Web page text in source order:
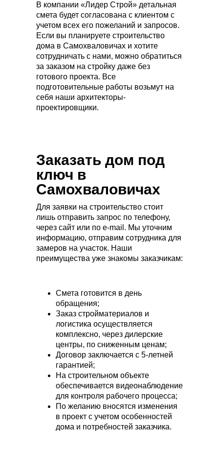
В компании «Лидер Строй» детальная
смета будет согласована с клиентом с
учетом всех его пожеланий и запросов.
Если вы планируете строительство
дома в Самохваловичах и хотите
сотрудничать с нами, можно обратиться
за заказом на стройку даже без
готового проекта. Все
подготовительные работы возьмут на
себя наши архитекторы-
проектировщики.
Заказать дом под
ключ в
Самохваловичах
Для заявки на строительство стоит
лишь отправить запрос по телефону,
через сайт или по e-mail. Мы уточним
информацию, отправим сотрудника для
замеров на участок. Наши
преимущества уже знакомы заказчикам:
Смета готовится в день
обращения;
Заказ стройматериалов и
логистика осуществляется
комплексно, через дилерские
центры, по сниженным ценам;
Договор заключается с 5-летней
гарантией;
На строительном объекте
обеспечивается видеонаблюдение
для контроля рабочего процесса;
По желанию вносятся изменения
в проект с учетом особенностей
дома и потребностей заказчика.